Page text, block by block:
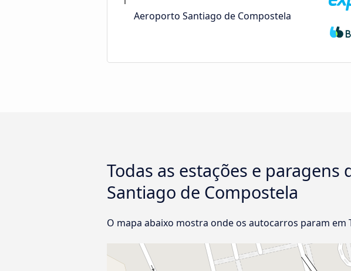
Aeroporto Santiago de Compostela
Todas as estações e
Santiago de Compostela
O mapa abaixo mostra onde os autocarros param em